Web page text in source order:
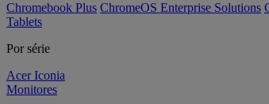
Chromebook Plus ChromeOS Enterprise Solutions
Tablets
Por série
Acer Iconia
Monitores